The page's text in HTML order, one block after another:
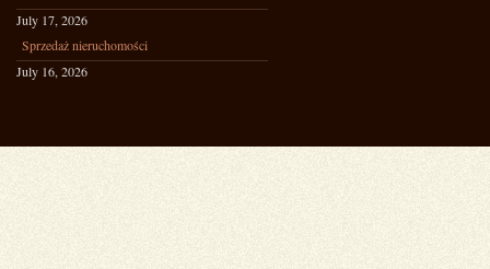
July 17, 2026
Sprzedaż nieruchomości
July 16, 2026